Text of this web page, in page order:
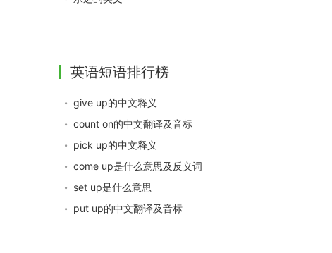
英语短语排行榜
give up的中文释义
count on的中文翻译及音标
pick up的中文释义
come up是什么意思及反义词
set up是什么意思
put up的中文翻译及音标